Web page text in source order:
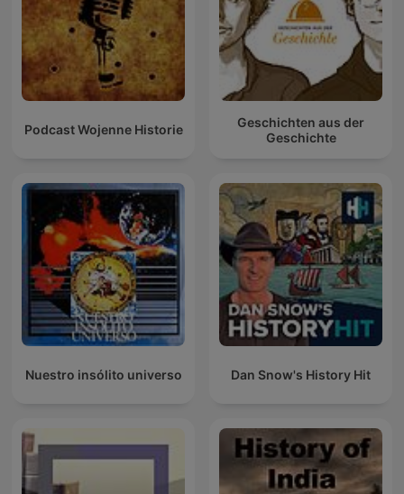
Podcast Wojenne Historie
Geschichten aus der
Geschichte
Nuestro insólito universo Dan Snow's History Hit